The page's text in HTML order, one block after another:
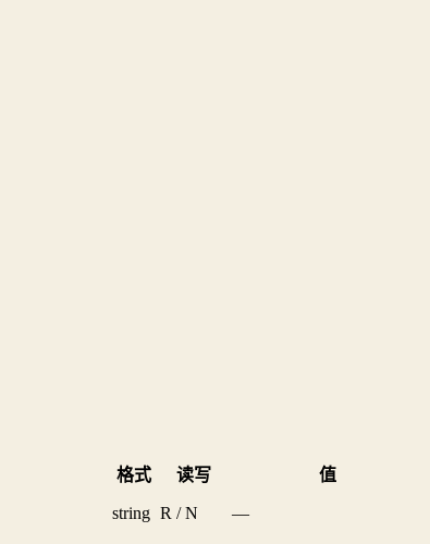
格式 读写
值
string R / N —